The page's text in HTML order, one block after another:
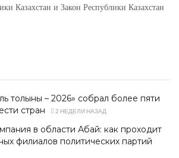
Казахстан и Закон Республики Казахстан
толқыны – 2026» собрал более пяти
стран
2 НЕДЕЛИ НАЗАД
в области Абай: как проходит
филиалов политических партий